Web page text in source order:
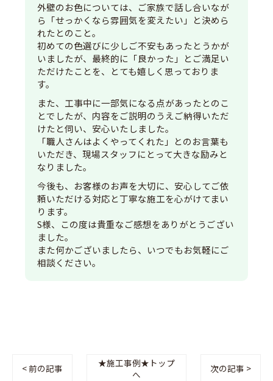
外壁のお色については、ご家族で話し合いなが
ら「せっかくなら雰囲気を変えたい」と決めら
れたとのこと。
初めての色選びに少しご不安もあったとうかが
いましたが、最終的に「良かった」とご満足い
ただけたことを、とても嬉しく思っておりま
す。
また、工事中に一部気になる点があったとのこ
とでしたが、内容をご説明のうえご納得いただ
けたと伺い、安心いたしました。
「職人さんはよくやってくれた」とのお言葉も
いただき、現場スタッフにとって大きな励みと
なりました。
今後も、お客様のお声を大切に、安心してご依
頼いただける対応と丁寧な施工を心がけてまい
ります。
S様、この度は貴重なご感想をありがとうござい
ました。
また何かございましたら、いつでもお気軽にご
相談ください。
< 前の記事
★施工事例★トップ
へ
次の記事 >